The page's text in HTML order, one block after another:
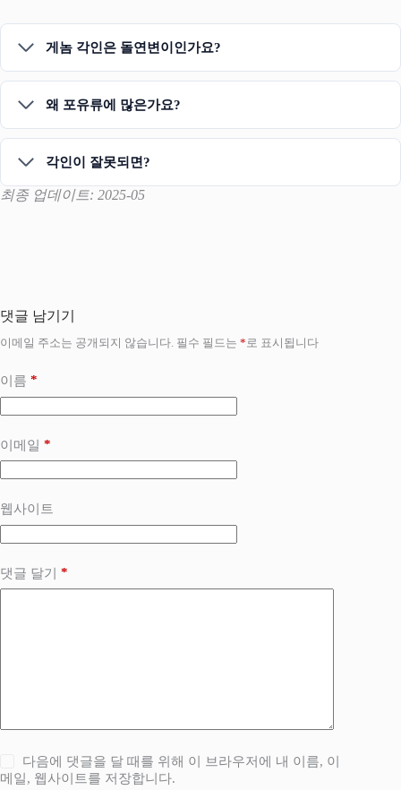
게놈 각인은 돌연변이인가요?
왜 포유류에 많은가요?
각인이 잘못되면?
최종 업데이트: 2025-05
댓글 남기기
이메일 주소는 공개되지 않습니다. 필수 필드는 *로 표시됩니다
이름 *
이메일 *
웹사이트
댓글 달기 *
다음에 댓글을 달 때를 위해 이 브라우저에 내 이름, 이
메일, 웹사이트를 저장합니다.